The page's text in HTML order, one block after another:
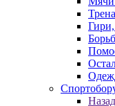
Назад